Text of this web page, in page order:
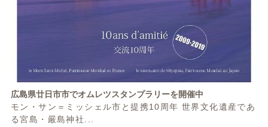
広島県廿日市市でオムレツスタンプラリーを開催中
モン・サン＝ミッシェル市と提携10周年 世界文化遺産であ
る宮島・嚴島神社...